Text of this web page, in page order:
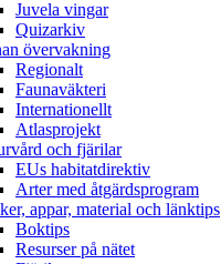
Juvela vingar
Quizarkiv
övervakning
Regionalt
Faunaväkteri
Internationellt
Atlasprojekt
och fjärilar
EUs habitatdirektiv
Arter med åtgärdsprogram
appar, material och länktips
Boktips
Resurser på nätet